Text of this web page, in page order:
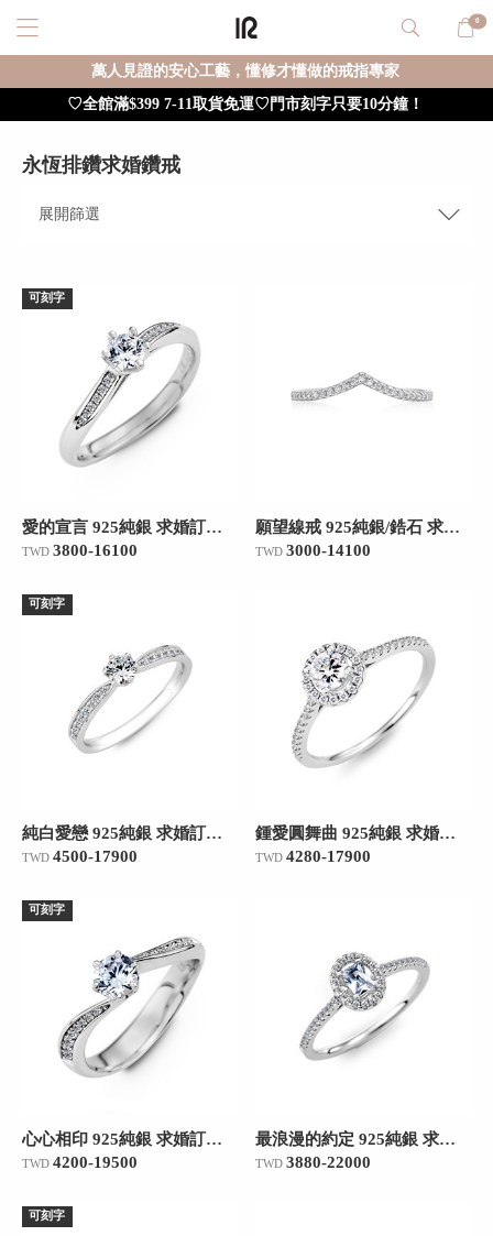
0
萬人見證的安心工藝，懂修才懂做的戒指專家
♡全館滿$399 7-11取貨免運♡門市刻字只要10分鐘！
永恆排鑽求婚鑽戒
重新篩選
展開篩選
可刻字
愛的宣言 925純銀 求婚訂婚戒
TWD 3800-16100
願望線戒 925純銀/鋯石 求婚訂婚戒
TWD 3000-14100
可刻字
純白愛戀 925純銀 求婚訂婚戒
TWD 4500-17900
鍾愛圓舞曲 925純銀 求婚訂婚戒
TWD 4280-17900
可刻字
心心相印 925純銀 求婚訂婚戒
TWD 4200-19500
最浪漫的約定 925純銀 求婚訂婚戒
TWD 3880-22000
可刻字